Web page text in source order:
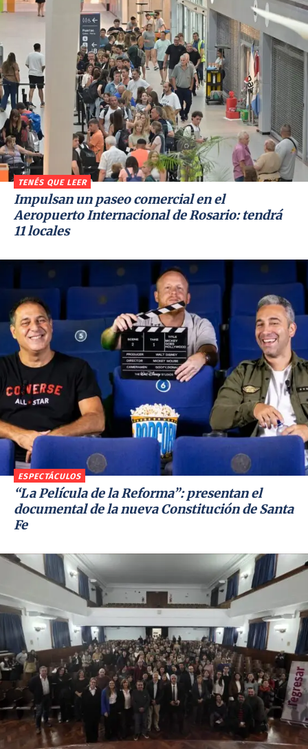
TENÉS QUE LEER
Impulsan un paseo comercial en el
Aeropuerto Internacional de Rosario: tendrá
11 locales
ESPECTÁCULOS
“La Película de la Reforma”: presentan el
documental de la nueva Constitución de Santa
Fe